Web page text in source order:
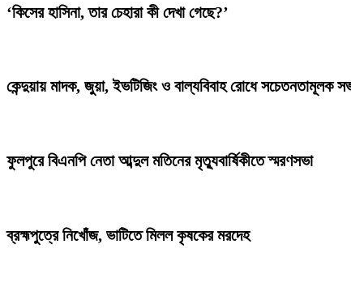
‘কিসের হাসিনা, তার চেহারা কী দেখা গেছে?’
কেন্দুয়ায় মাদক, জুয়া, ইভটিজিং ও বাল্যবিবাহ রোধে সচেতনতামূলক
ফুলপুরে বিএনপি নেতা আব্দুল মতিনের মৃত্যুবার্ষিকীতে স্মরণসভা
ব্রহ্মপুত্রে নিখোঁজ, ভাটিতে মিলল কৃষকের মরদেহ